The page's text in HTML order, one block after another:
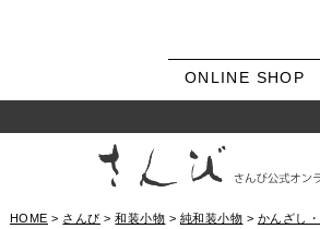
ONLINE SHOP
HOME さんび 和装小物 純和装小物 かんざし